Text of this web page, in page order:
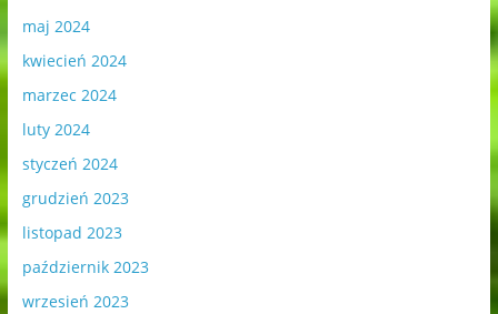
maj 2024
kwiecień 2024
marzec 2024
luty 2024
styczeń 2024
grudzień 2023
listopad 2023
październik 2023
wrzesień 2023